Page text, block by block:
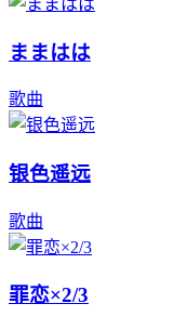
ままはは
歌曲
银色遥远
歌曲
罪恋×2/3